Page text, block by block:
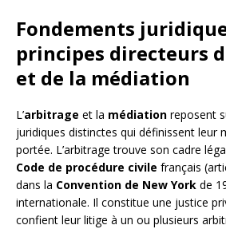
Fondements
principes directeurs
et de la médiation
L’arbitrage et la médiation reposent
juridiques distinctes qui définissent leur
portée. L’arbitrage trouve son cadre
Code de procédure civile français
dans la Convention de New York de
internationale. Il constitue une justice
confient leur litige à un ou plusieurs